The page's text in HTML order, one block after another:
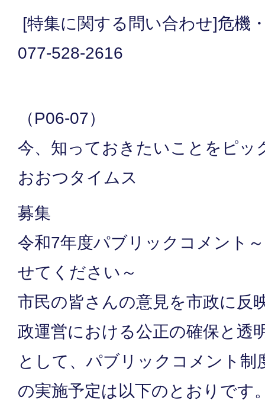
[特集に関する問い合わせ]危機
077-528-2616
（P06-07）
今、知っておきたいことをピッ
おおつタイムス
募集
令和7年度パブリックコメント
せてください～
市民の皆さんの意見を市政に反
政運営における公正の確保と透
として、パブリックコメント制
の実施予定は以下のとおりです